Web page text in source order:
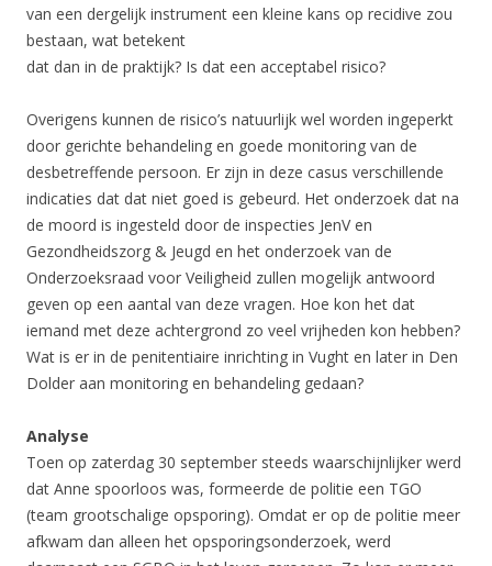
van een dergelijk instrument een kleine kans op recidive zou
bestaan, wat betekent
dat dan in de praktijk? Is dat een acceptabel risico?
Overigens kunnen de risico’s natuurlijk wel worden ingeperkt
door gerichte behandeling en goede monitoring van de
desbetreffende persoon. Er zijn in deze casus verschillende
indicaties dat dat niet goed is gebeurd. Het onderzoek dat na
de moord is ingesteld door de inspecties JenV en
Gezondheidszorg & Jeugd en het onderzoek van de
Onderzoeksraad voor Veiligheid zullen mogelijk antwoord
geven op een aantal van deze vragen. Hoe kon het dat
iemand met deze achtergrond zo veel vrijheden kon hebben?
Wat is er in de penitentiaire inrichting in Vught en later in Den
Dolder aan monitoring en behandeling gedaan?
Analyse
Toen op zaterdag 30 september steeds waarschijnlijker werd
dat Anne spoorloos was, formeerde de politie een TGO
(team grootschalige opsporing). Omdat er op de politie meer
afkwam dan alleen het opsporingsonderzoek, werd